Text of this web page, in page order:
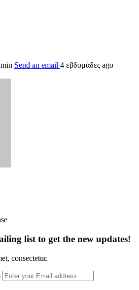
Send an email 4 εβδομάδες ago
list to get the new updates!
consectetur.